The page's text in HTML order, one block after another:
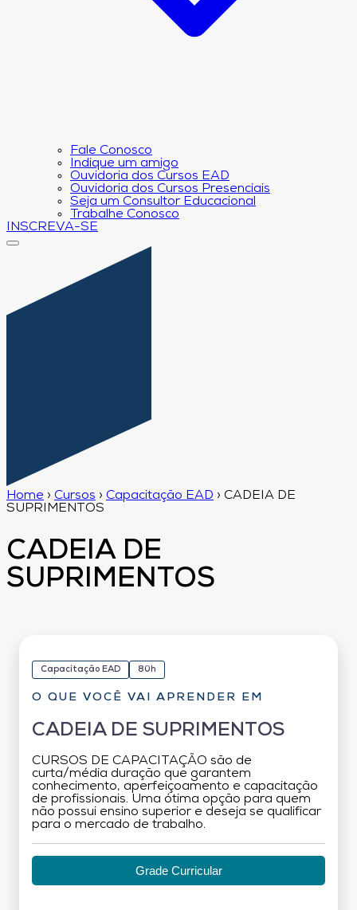
Fale Conosco
Indique um amigo
Ouvidoria dos Cursos EAD
Ouvidoria dos Cursos Presenciais
Seja um Consultor Educacional
Trabalhe Conosco
INSCREVA-SE
Home › Cursos › Capacitação EAD › CADEIA DE
SUPRIMENTOS
CADEIA DE
SUPRIMENTOS
Capacitação EAD 80h
O QUE VOCÊ VAI APRENDER EM
CADEIA DE SUPRIMENTOS
CURSOS DE CAPACITAÇÃO são de
curta/média duração que garantem
conhecimento, aperfeiçoamento e capacitação
de profissionais. Uma ótima opção para quem
não possui ensino superior e deseja se qualificar
para o mercado de trabalho.
Grade Curricular